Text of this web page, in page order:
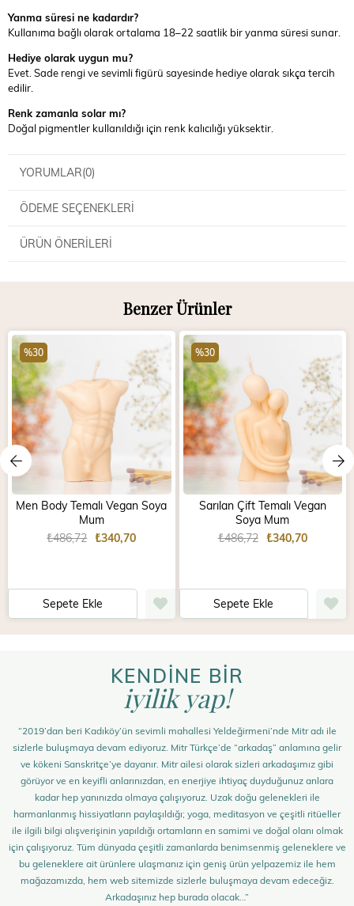
Yanma süresi ne kadardır?
Kullanıma bağlı olarak ortalama 18–22 saatlik bir yanma süresi sunar.
Hediye olarak uygun mu?
Evet. Sade rengi ve sevimli figürü sayesinde hediye olarak sıkça tercih
edilir.
Renk zamanla solar mı?
Doğal pigmentler kullanıldığı için renk kalıcılığı yüksektir.
YORUMLAR(0)
ÖDEME SEÇENEKLERI
ÜRÜN ÖNERILERI
Benzer Ürünler
Men Body Temalı Vegan Soya
Mum
₺340,70
₺486,72
Sepete Ekle
%30
Sarılan Çift Temalı Vegan
Soya Mum
₺340,70
₺486,72
Sepete Ekle
%30
KENDİNE BİR
iyilik yap!
“2019’dan beri Kadıköy’ün sevimli mahallesi Yeldeğirmeni’nde Mitr adı ile
sizlerle buluşmaya devam ediyoruz. Mitr Türkçe’de “arkadaş” anlamına gelir
ve kökeni Sanskritçe’ye dayanır. Mitr ailesi olarak sizleri arkadaşımız gibi
görüyor ve en keyifli anlarınızdan, en enerjiye ihtiyaç duyduğunuz anlara
kadar hep yanınızda olmaya çalışıyoruz. Uzak doğu gelenekleri ile
harmanlanmış hissiyatların paylaşıldığı; yoga, meditasyon ve çeşitli ritüeller
ile ilgili bilgi alışverişinin yapıldığı ortamların en samimi ve doğal olanı olmak
için çalışıyoruz. Tüm dünyada çeşitli zamanlarda benimsenmiş geleneklere ve
bu geleneklere ait ürünlere ulaşmanız için geniş ürün yelpazemiz ile hem
mağazamızda, hem web sitemizde sizlerle buluşmaya devam edeceğiz.
Arkadaşınız hep burada olacak…”